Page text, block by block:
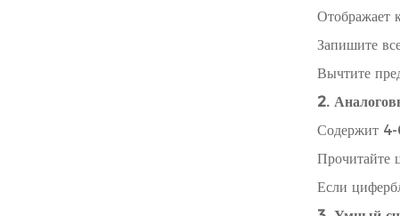
Отображает
Запишите
Вычтите
2.
Содержит 4-
Прочитайте
Если